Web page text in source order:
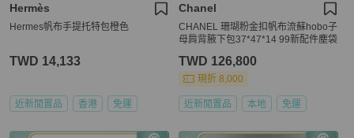
Hermès
Hermes帆布手提托特包橙色
TWD 14,133
近新閒置品 香港 免運
Chanel
CHANEL 珊瑚粉金扣帆布流蘇hobo子
母肩背腋下包37*47*14 99新配件塵袋
TWD 126,800
現折 8,000
近新閒置品 本地 免運